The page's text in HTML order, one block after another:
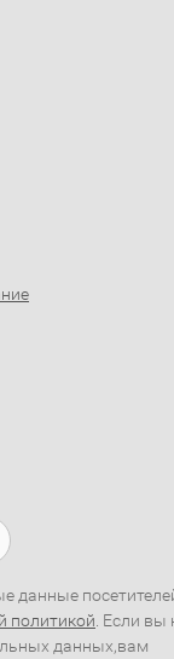
данные
политикой . Если вы
данных,вам